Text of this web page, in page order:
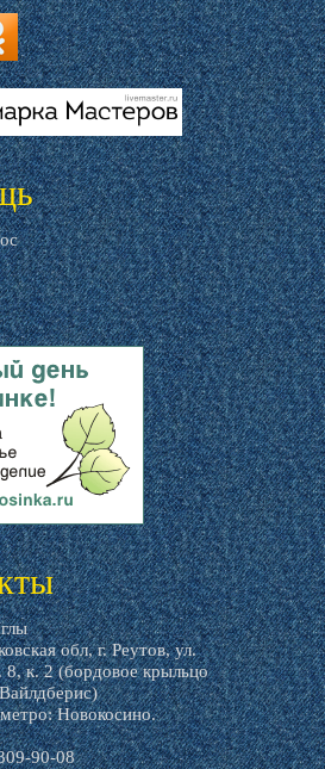
обл, г. Реутов, ул.
8, к. 2 (бордовое крыльцо
Новокосино.
90-08